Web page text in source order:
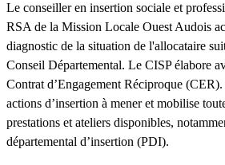
Le conseiller en insertion sociale et
RSA de la Mission Locale Ouest Audois
diagnostic de la situation de l'allocataire
Conseil Départemental. Le CISP élabore
Contrat d’Engagement Réciproque
actions d’insertion à mener et mobilise
prestations et ateliers disponibles,
départemental d’insertion (PDI).